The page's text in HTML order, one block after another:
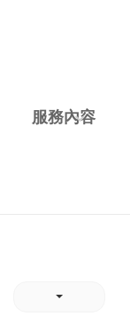
服務內容